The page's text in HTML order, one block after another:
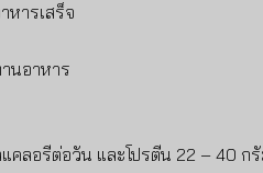
หารเสร็จ
นอาหาร
คลอรีต่อวัน และโปรตีน 22 – 40 ก